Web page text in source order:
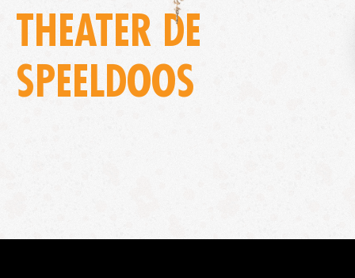
THEATER DE
SPEELDOOS